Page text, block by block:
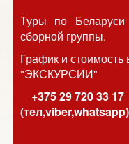
Туры по
сборной группы.
График и стоимость
"ЭКСКУРСИИ"
+375 29 720 33 17
(тел,viber,whatsapp)